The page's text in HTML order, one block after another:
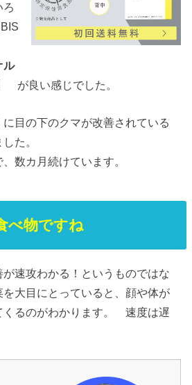
ろ
ル
が良い感じでした。
目の下のクマが改善されている
た。
数カ月続けています。
べ物ですね
速攻わかる！というものではな
大目にとっていると、顔や体が
くるのがわかります。 速度は遅